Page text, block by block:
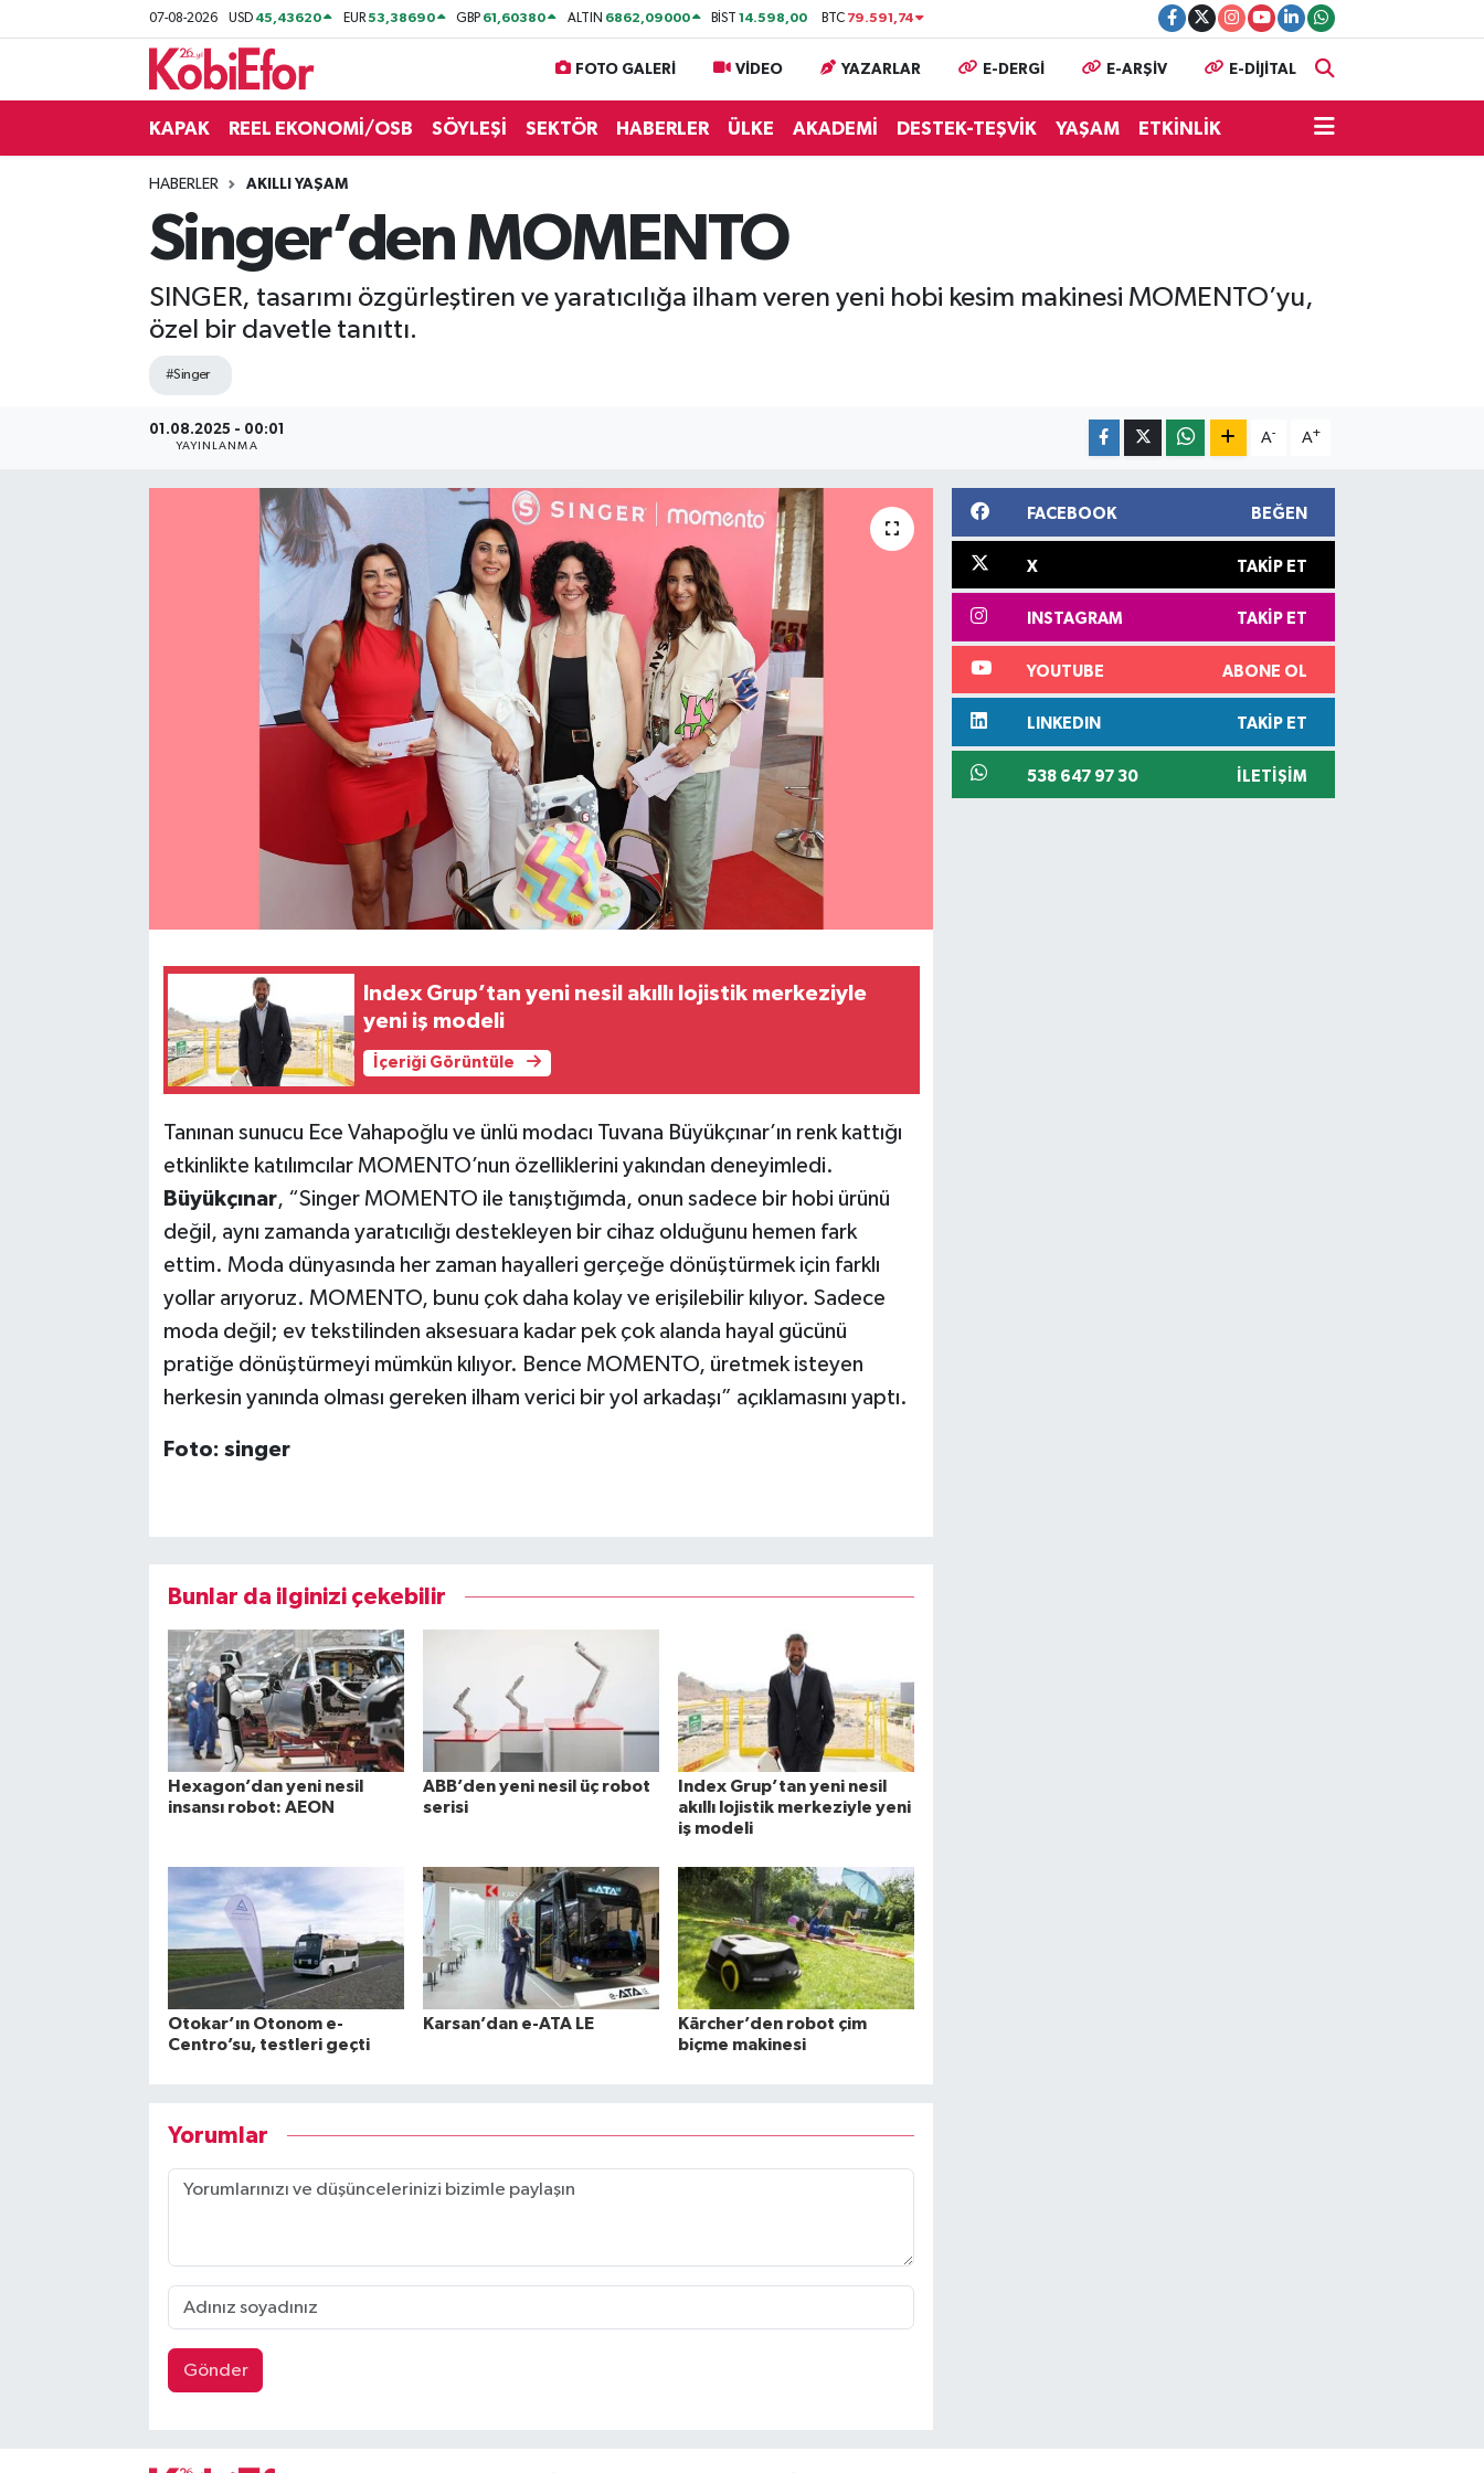
07-08-2026 USD 45,43620 EUR53,38690 GBP 61,60380 ALTIN 6862,09000 BİST14.598,00 BTC 79.591,74
FOTO GALERİ VİDEO YAZARLAR E-DERGİ E-ARŞİV E-DİJİTAL
KAPAK REEL EKONOMİ/OSB SÖYLEŞİ SEKTÖR HABERLER ÜLKE AKADEMİ DESTEK-TEŞVİK YAŞAM ETKİNLİK
HABERLER AKILLI YAŞAM
Singer’den MOMENTO
SINGER, tasarımı özgürleştiren ve yaratıcılığa ilham veren yeni hobi kesim makinesi MOMENTO’yu,
özel bir davetle tanıttı.
#Singer
01.08.2025 - 00:01
YAYINLANMA
A- A+
Index Grup’tan yeni nesil akıllı lojistik merkeziyle
yeni iş modeli
İçeriği Görüntüle
Tanınan sunucu Ece Vahapoğlu ve ünlü modacı Tuvana Büyükçınar’ın renk kattığı
etkinlikte katılımcılar MOMENTO’nun özelliklerini yakından deneyimledi.
Büyükçınar, “Singer MOMENTO ile tanıştığımda, onun sadece bir hobi ürünü
değil, aynı zamanda yaratıcılığı destekleyen bir cihaz olduğunu hemen fark
ettim. Moda dünyasında her zaman hayalleri gerçeğe dönüştürmek için farklı
yollar arıyoruz. MOMENTO, bunu çok daha kolay ve erişilebilir kılıyor. Sadece
moda değil; ev tekstilinden aksesuara kadar pek çok alanda hayal gücünü
pratiğe dönüştürmeyi mümkün kılıyor. Bence MOMENTO, üretmek isteyen
herkesin yanında olması gereken ilham verici bir yol arkadaşı” açıklamasını yaptı.
Foto: singer
Bunlar da ilginizi çekebilir
Hexagon’dan yeni nesil
insansı robot: AEON
ABB’den yeni nesil üç robot
serisi
Index Grup’tan yeni nesil
akıllı lojistik merkeziyle yeni
iş modeli
Otokar’ın Otonom e-
Centro’su, testleri geçti
Karsan’dan e-ATA LE
Kärcher’den robot çim
biçme makinesi
Yorumlar
Gönder
FACEBOOK BEĞEN
X TAKIP ET
INSTAGRAM TAKIP ET
YOUTUBE ABONE OL
LINKEDIN TAKIP ET
538 647 97 30 İLETIŞIM
BİLİŞİM PANO